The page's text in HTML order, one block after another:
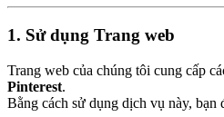
1. Sử dụng Trang web
Trang web của chúng tôi cung cấp
Pinterest.
Bằng cách sử dụng dịch vụ này, bạn